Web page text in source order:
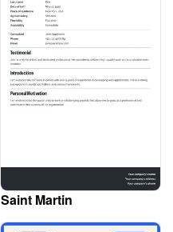
Saint Martin